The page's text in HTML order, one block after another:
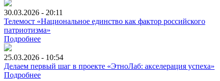
30.03.2026 - 20:11
Телемост «Национальное единство как фактор российского
патриотизма»
Подробнее
25.03.2026 - 10:54
Делаем первый шаг в проекте «ЭтноЛаб: акселерация успеха»
Подробнее